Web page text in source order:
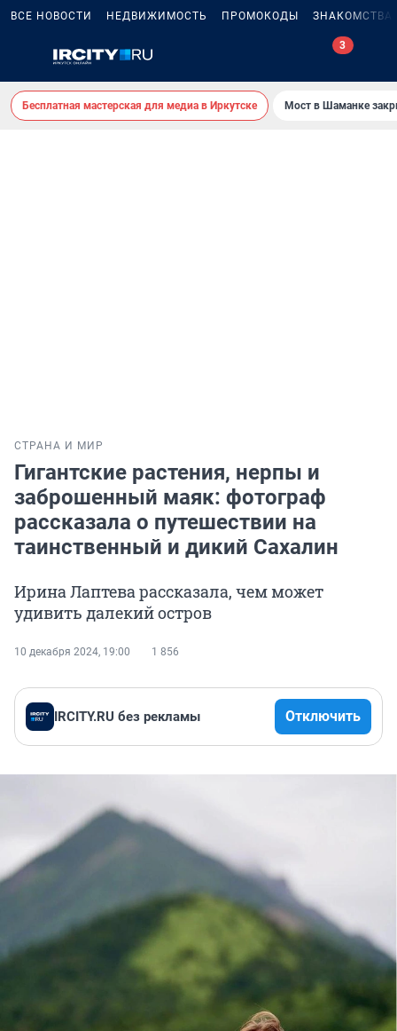
ВСЕ НОВОСТИ НЕДВИЖИМОСТЬ ПРОМОКОДЫ ЗНАКОМСТВА
3
Бесплатная мастерская для медиа в Иркутске Мост в Шаманке
СТРАНА И МИР
Гигантские растения, нерпы и
заброшенный маяк: фотограф
рассказала о путешествии на
таинственный и дикий Сахалин
Ирина Лаптева рассказала, чем может
удивить далекий остров
10 декабря 2024, 19:00 1 856
IRCITY.RU без рекламы Отключить